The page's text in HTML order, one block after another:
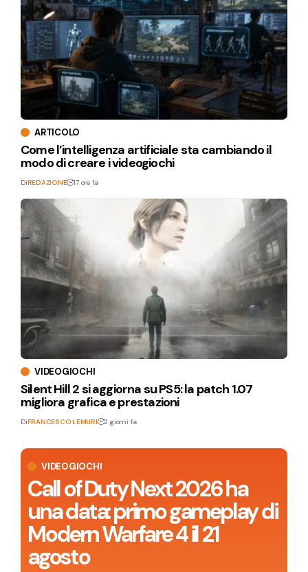
VIDEOGIOCHI
Call of Duty Next 2026 ha
una data: primo gameplay di
Modern Warfare 4 il 21
agosto
ARTICOLO
Come l’intelligenza artificiale sta cambiando il
modo di creare i videogiochi
DiREDAZIONE 17 ore fa
VIDEOGIOCHI
Silent Hill 2 si aggiorna su PS5: la patch 1.07
migliora grafica e prestazioni
DiFRANCESCO LEMURI 2 giorni fa